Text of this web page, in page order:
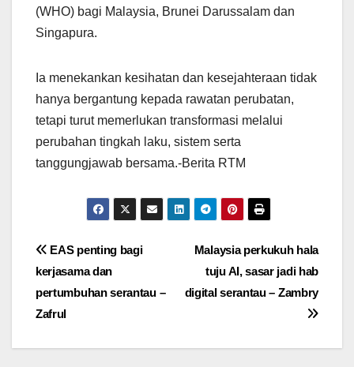
(WHO) bagi Malaysia, Brunei Darussalam dan
Singapura.
Ia menekankan kesihatan dan kesejahteraan tidak
hanya bergantung kepada rawatan perubatan,
tetapi turut memerlukan transformasi melalui
perubahan tingkah laku, sistem serta
tanggungjawab bersama.-Berita RTM
Post
navigation
Malaysia perkukuh hala
tuju AI, sasar jadi hab
digital serantau – Zambry
EAS penting bagi
kerjasama dan
pertumbuhan serantau –
Zafrul